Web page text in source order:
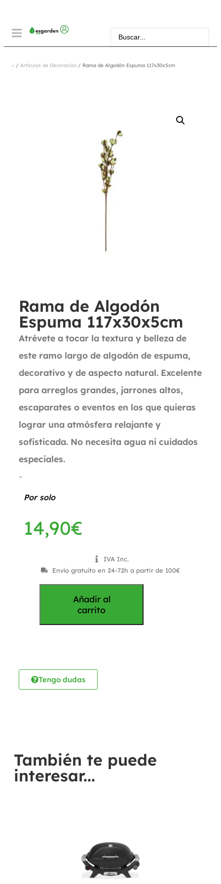
< / Artículos de Decoración / Rama de Algodón Espuma 117x30x5cm
Rama de Algodón
Espuma 117x30x5cm
Atrévete a tocar la textura y belleza de
este ramo largo de algodón de espuma,
decorativo y de aspecto natural. Excelente
para arreglos grandes, jarrones altos,
escaparates o eventos en los que quieras
lograr una atmósfera relajante y
sofisticada. No necesita agua ni cuidados
especiales.
-
Por solo
14,90€
IVA Inc.
Envío gratuíto en 24-72h a partir de 100€
Añadir al
carrito
Tengo dudas
También te puede
interesar...